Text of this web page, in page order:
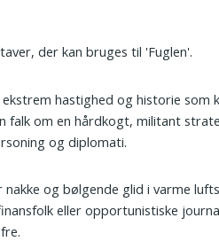
der kan bruges til 'Fuglen'.
hastighed og historie som
falk om en hårdkogt, militant
og diplomati.
og bølgende glid i varme
eller opportunistiske